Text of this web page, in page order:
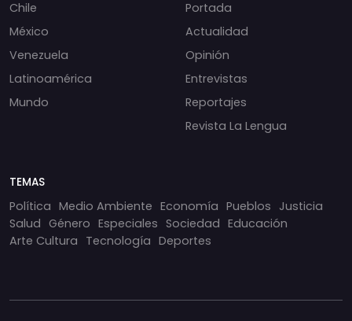
Chile
México
Venezuela
Latinoamérica
Mundo
Portada
Actualidad
Opinión
Entrevistas
Reportajes
Revista La Lengua
TEMAS
Política Medio Ambiente Economía Pueblos Justicia
Salud Género Especiales Sociedad Educación
Arte Cultura Tecnología Deportes